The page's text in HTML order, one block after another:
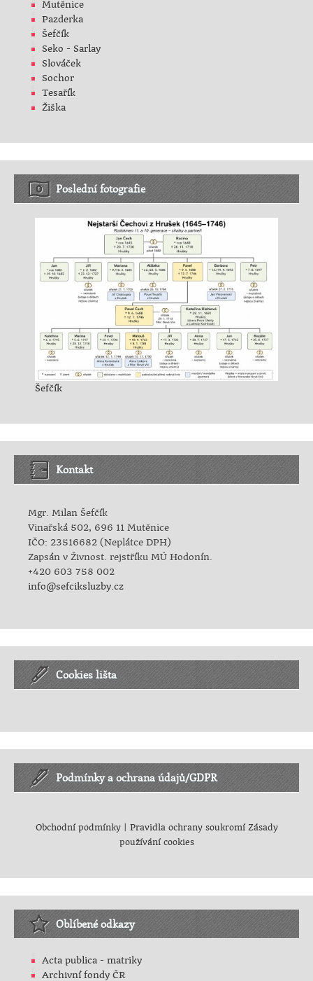
Mutěnice
Pazderka
Šefčík
Seko - Sarlay
Slováček
Sochor
Tesařík
Žiška
Poslední fotografie
Šefčík
Kontakt
Mgr. Milan Šefčík
Vinařská 502, 696 11 Mutěnice
IČO: 23516682 (Neplátce DPH)
Zapsán v Živnost. rejstříku MÚ Hodonín.
+420 603 758 002
info@sefciksluzby.cz
Cookies lišta
Podmínky a ochrana údajů/GDPR
Obchodní podmínky| Pravidla ochrany soukromí Zásady
používání cookies
Oblíbené odkazy
Acta publica - matriky
Archivní fondy ČR